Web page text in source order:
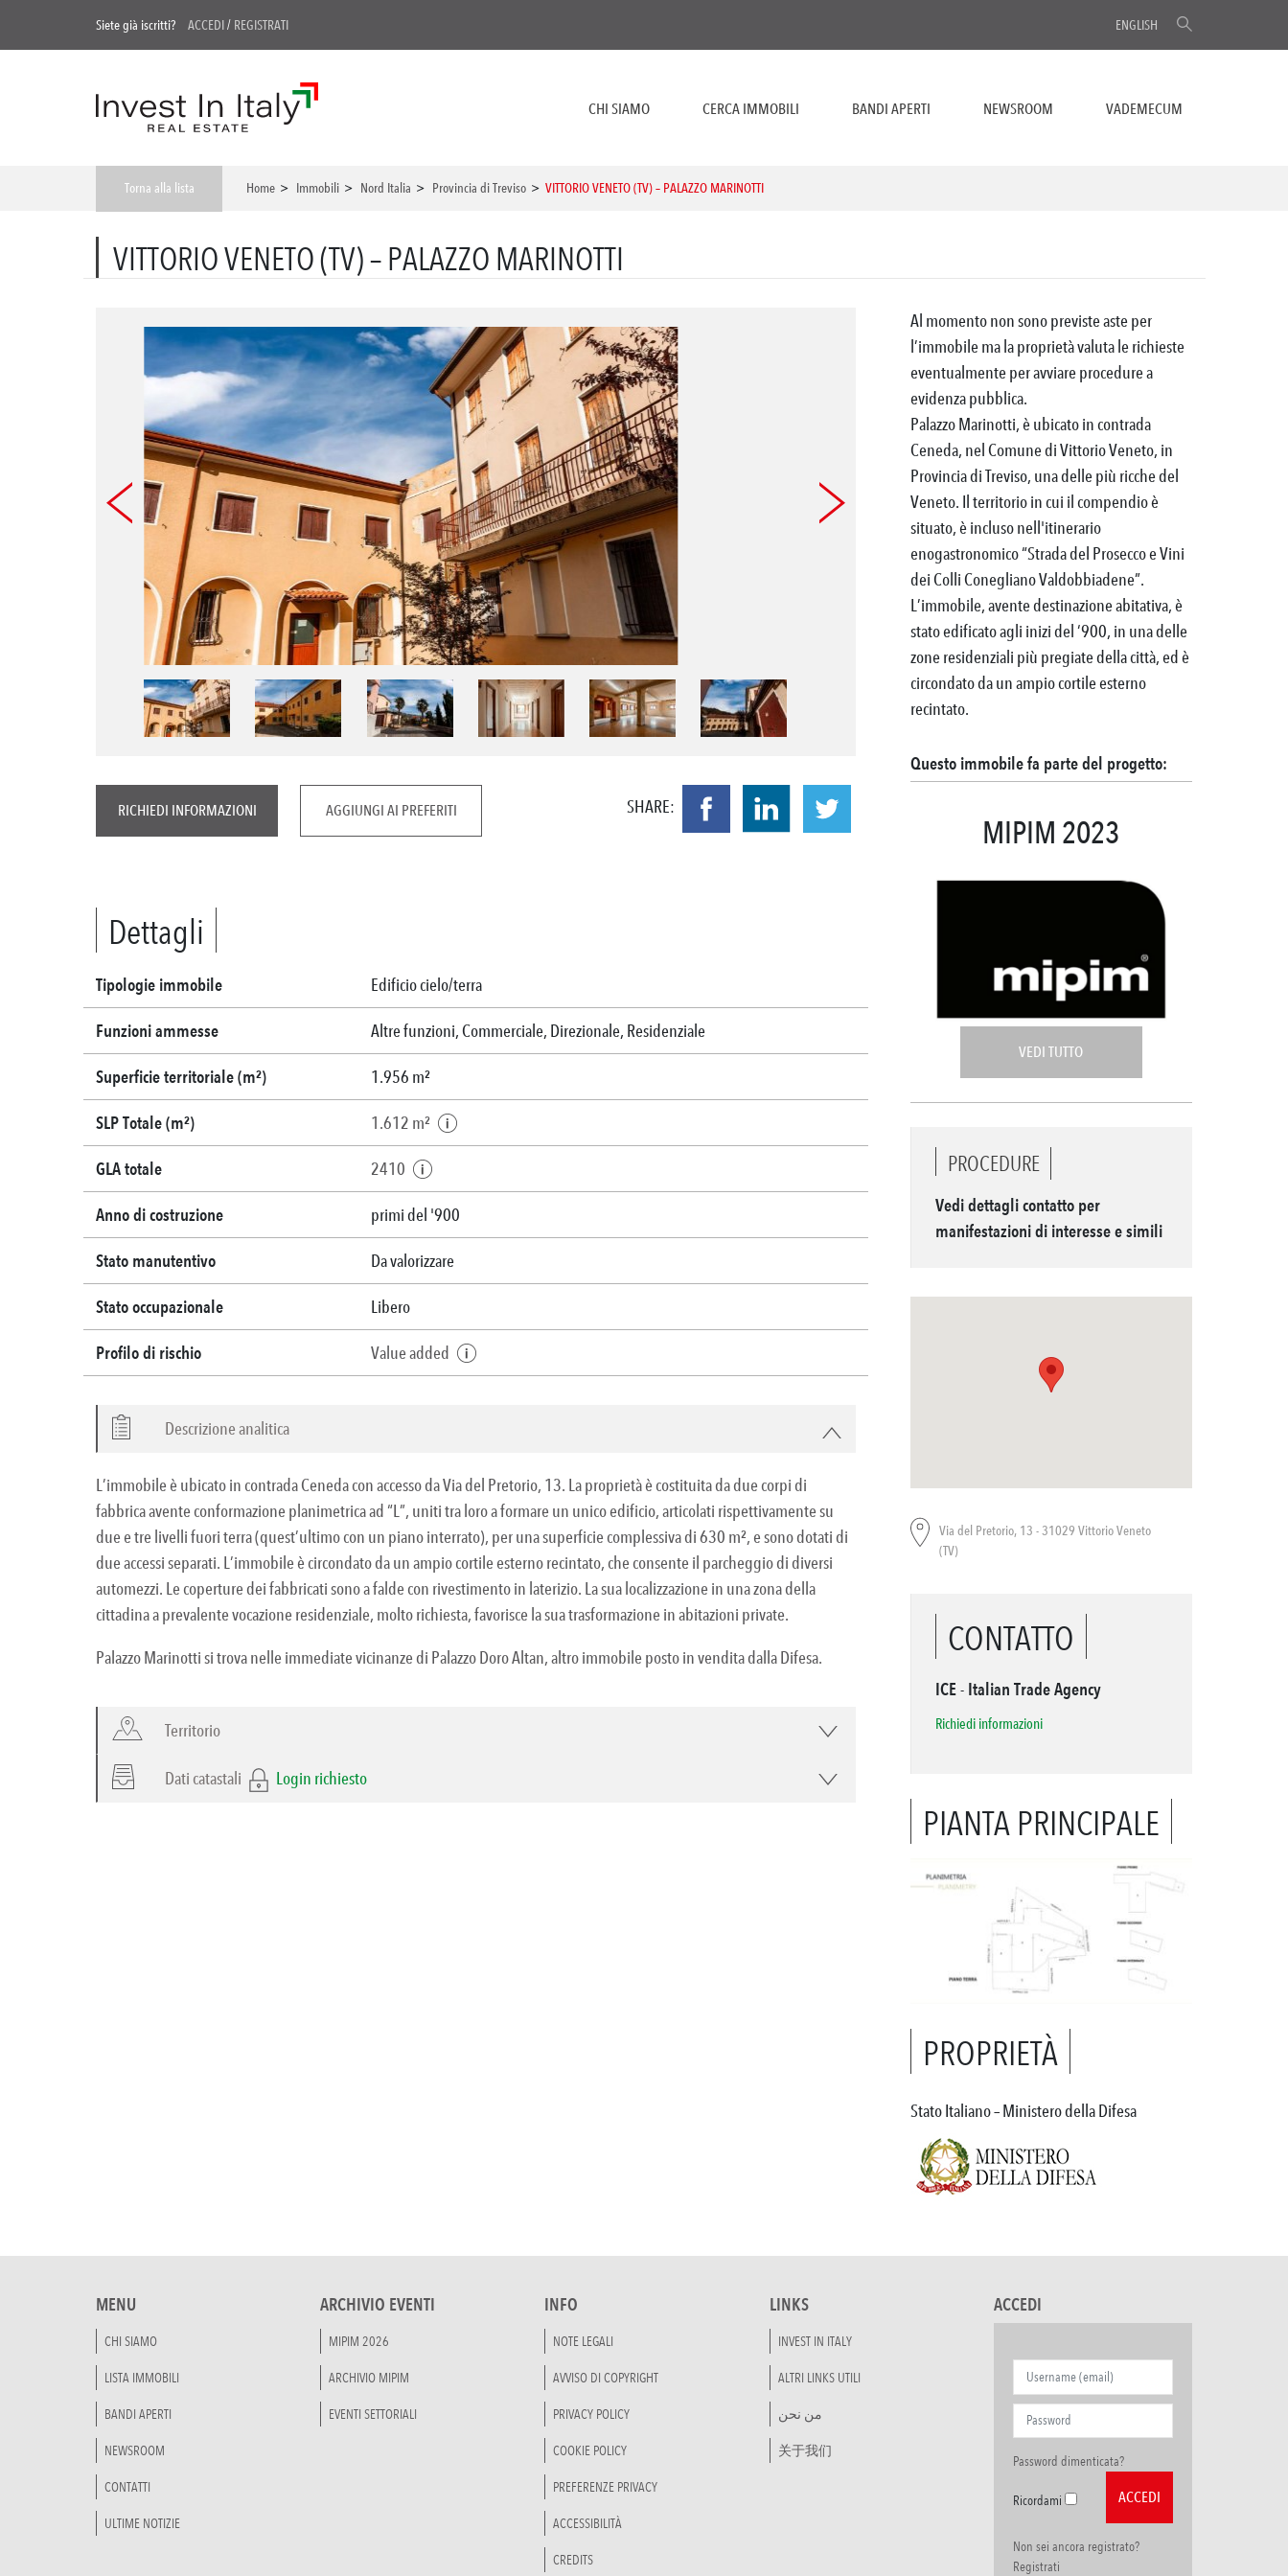
Siete già iscritti? ACCEDI/ REGISTRATI ENGLISH
CHI SIAMO CERCA IMMOBILI BANDI APERTI NEWSROOM VADEMECUM
Torna alla lista Home > Immobili > Nord Italia > Provincia di Treviso > VITTORIO VENETO (TV) – PALAZZO MARINOTTI
VITTORIO VENETO (TV) – PALAZZO MARINOTTI
RICHIEDI INFORMAZIONI AGGIUNGI AI PREFERITI SHARE:
Dettagli
Tipologie immobile Edificio cielo/terra
Funzioni ammesse Altre funzioni, Commerciale, Direzionale, Residenziale
Superficie territoriale (m²) 1.956 m²
SLP Totale (m²) 1.612 m²
GLA totale 2410
Anno di costruzione primi del '900
Stato manutentivo Da valorizzare
Stato occupazionale Libero
Profilo di rischio Value added
Descrizione analitica
L’immobile è ubicato in contrada Ceneda con accesso da Via del Pretorio, 13. La proprietà è costituita da due corpi di
fabbrica avente conformazione planimetrica ad “L”, uniti tra loro a formare un unico edificio, articolati rispettivamente su
due e tre livelli fuori terra (quest’ultimo con un piano interrato), per una superficie complessiva di 630 m², e sono dotati di
due accessi separati. L’immobile è circondato da un ampio cortile esterno recintato, che consente il parcheggio di diversi
automezzi. Le coperture dei fabbricati sono a falde con rivestimento in laterizio. La sua localizzazione in una zona della
cittadina a prevalente vocazione residenziale, molto richiesta, favorisce la sua trasformazione in abitazioni private.
Palazzo Marinotti si trova nelle immediate vicinanze di Palazzo Doro Altan, altro immobile posto in vendita dalla Difesa.
Territorio
Dati catastali Login richiesto
Al momento non sono previste aste per
l’immobile ma la proprietà valuta le richieste
eventualmente per avviare procedure a
evidenza pubblica.
Palazzo Marinotti, è ubicato in contrada
Ceneda, nel Comune di Vittorio Veneto, in
Provincia di Treviso, una delle più ricche del
Veneto. Il territorio in cui il compendio è
situato, è incluso nell'itinerario
enogastronomico “Strada del Prosecco e Vini
dei Colli Conegliano Valdobbiadene”.
L’immobile, avente destinazione abitativa, è
stato edificato agli inizi del ‘900, in una delle
zone residenziali più pregiate della città, ed è
circondato da un ampio cortile esterno
recintato.
Questo immobile fa parte del progetto:
MIPIM 2023
VEDI TUTTO
PROCEDURE
Vedi dettagli contatto per
manifestazioni di interesse e simili
Via del Pretorio, 13 - 31029 Vittorio Veneto
(TV)
CONTATTO
ICE - Italian Trade Agency
Richiedi informazioni
PIANTA PRINCIPALE
PROPRIETÀ
Stato Italiano – Ministero della Difesa
MENU
CHI SIAMO
LISTA IMMOBILI
BANDI APERTI
NEWSROOM
CONTATTI
ULTIME NOTIZIE
ARCHIVIO EVENTI
MIPIM 2026
ARCHIVIO MIPIM
EVENTI SETTORIALI
INFO
NOTE LEGALI
AVVISO DI COPYRIGHT
PRIVACY POLICY
COOKIE POLICY
PREFERENZE PRIVACY
ACCESSIBILITÀ
CREDITS
LINKS
INVEST IN ITALY
ALTRI LINKS UTILI
من نحن
关于我们
ACCEDI
Password dimenticata?
Ricordami
Non sei ancora registrato?
Registrati